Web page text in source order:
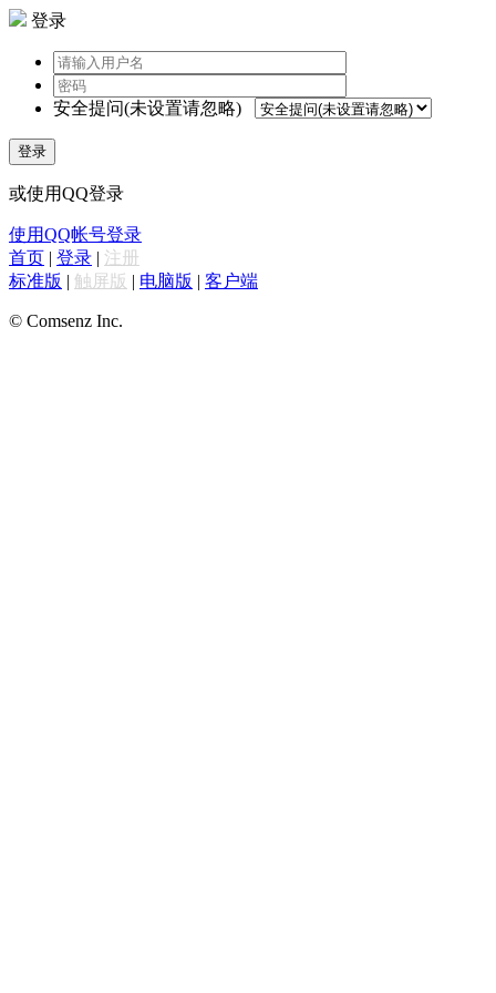
登录
安全提问(未设置请忽略)
登录
或使用QQ登录
使用QQ帐号登录
首页 | 登录 | 注册
标准版 | 触屏版 | 电脑版 | 客户端
© Comsenz Inc.